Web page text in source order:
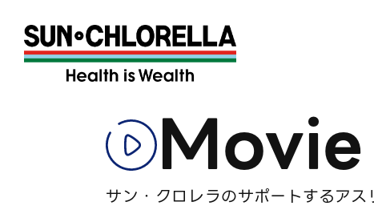
Movie
サン・クロレラのサポートするアス